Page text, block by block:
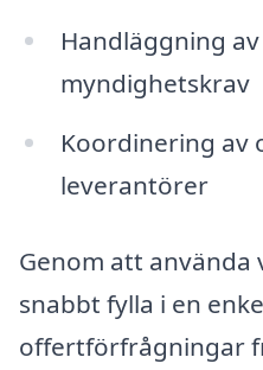
Handläggning
myndighetskrav
Koordinering av
leverantörer
Genom att
snabbt fylla i en
offertförfrågningar